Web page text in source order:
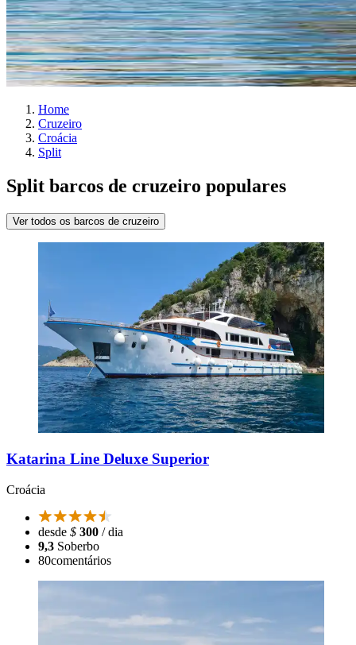
Home
Cruzeiro
Croácia
Split
Split barcos de cruzeiro populares
Ver todos os barcos de cruzeiro
Katarina Line Deluxe Superior
Croácia
desde $ 300 / dia
9,3 Soberbo
80comentários